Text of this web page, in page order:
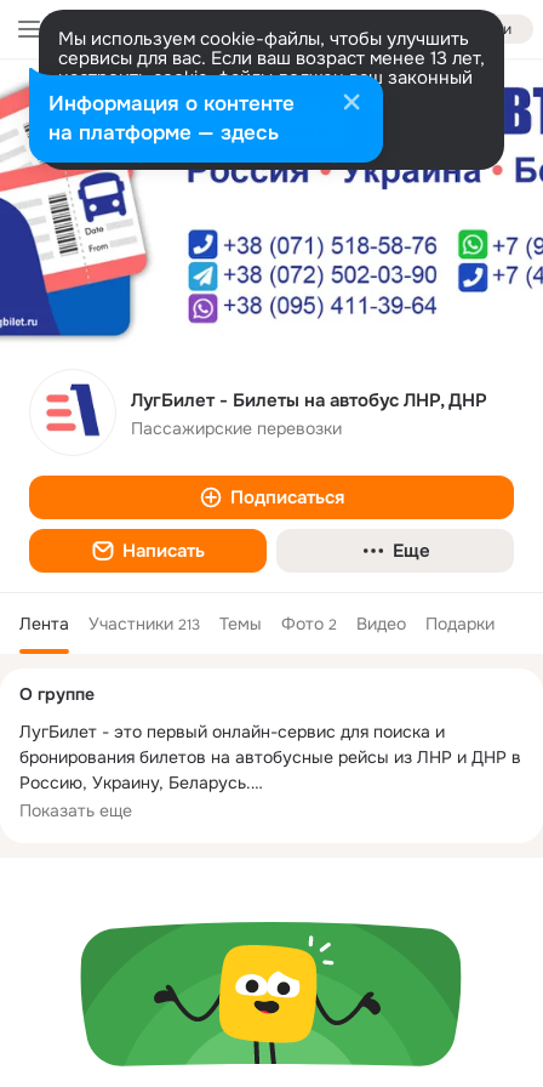
Войти
Мы используем cookie-файлы, чтобы улучшить
сервисы для вас. Если ваш возраст менее 13 лет,
настроить cookie-файлы должен ваш законный
представитель. Больше информации
Разрешить все Настроить
ЛугБилет - Билеты на автобус ЛНР, ДНР
Пассажирские перевозки
Подписаться
Написать Еще
Лента Участники 213 Темы Фото 2 Видео Подарки
колонка
О группе
ЛугБилет - это первый онлайн-сервис для поиска и
бронирования билетов на автобусные рейсы из ЛНР и ДНР в
Россию, Украину, Беларусь.
ЛНР, ДНР, Украина:
+38 (071) 518-58-76
+38 (072) 502-03-90 (Telegram)
+38 (095) 411-39-64 (Viber)
Показать еще
Информация о контенте
на платформе — здесь